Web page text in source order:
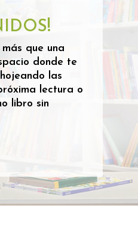
que una
donde te
las
lectura o
libro sin